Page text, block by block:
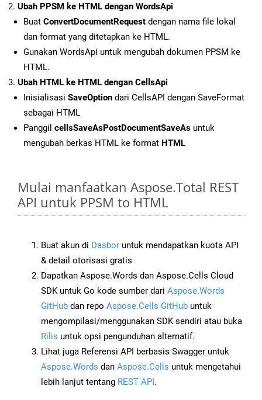
Ubah PPSM ke HTML dengan WordsApi
Buat ConvertDocumentRequest dengan nama file lokal
dan format yang ditetapkan ke HTML.
Gunakan WordsApi untuk mengubah dokumen PPSM ke
HTML.
Ubah HTML ke HTML dengan CellsApi
Inisialisasi SaveOption dari CellsAPI dengan SaveFormat
sebagai HTML
Panggil cellsSaveAsPostDocumentSaveAs untuk
mengubah berkas HTML ke format HTML
Mulai manfaatkan Aspose.Total REST
API untuk PPSM to HTML
Buat akun di Dasbor untuk mendapatkan kuota API
& detail otorisasi gratis
Dapatkan Aspose.Words dan Aspose.Cells Cloud
SDK untuk Go kode sumber dari Aspose.Words
GitHub dan repo Aspose.Cells GitHub untuk
mengompilasi/menggunakan SDK sendiri atau buka
Rilis untuk opsi pengunduhan alternatif.
Lihat juga Referensi API berbasis Swagger untuk
Aspose.Words dan Aspose.Cells untuk mengetahui
lebih lanjut tentang REST API.